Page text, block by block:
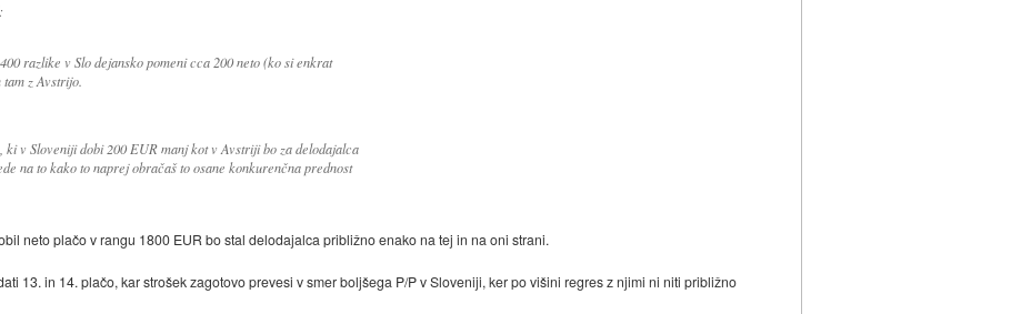
razlike v Slo dejansko pomeni cca 200 neto (ko si enkrat
z Avstrijo.
v Sloveniji dobi 200 EUR manj kot v Avstriji bo za delodajalca
na to kako to naprej obračaš to osane konkurenčna prednost
neto plačo v rangu 1800 EUR bo stal delodajalca približno enako na tej in na oni strani.
13. in 14. plačo, kar strošek zagotovo prevesi v smer boljšega P/P v Sloveniji, ker po višini regres z njimi ni niti približno